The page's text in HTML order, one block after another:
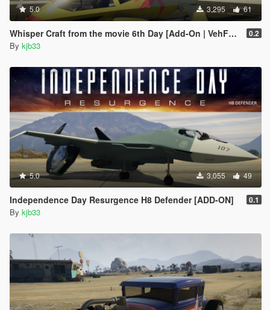
5.0 3,295 61
Whisper Craft from the movie 6th Day [Add-On | VehFuncs V] 0.2
By kjb33
5.0 3,055 49
Independence Day Resurgence H8 Defender [ADD-ON] 0.1
By kjb33